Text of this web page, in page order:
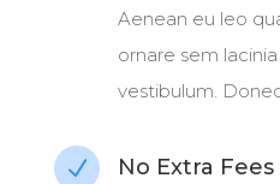
Aenean eu leo
ornare sem
vestibulum.
N No Extra Fees